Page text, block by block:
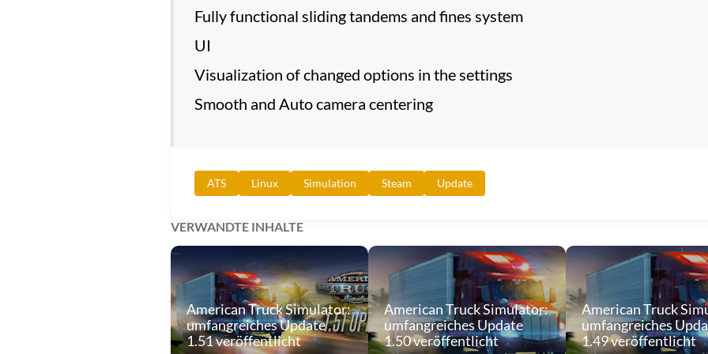
Fully functional sliding tandems and fines system
UI
Visualization of changed options in the settings
Smooth and Auto camera centering
ATS Linux Simulation Steam Update
VERWANDTE INHALTE
American Truck Simulator:
umfangreiches Update
1.51 veröffentlicht
American Truck Simulator:
umfangreiches Update
1.50 veröffentlicht
American Truck
umfangreiches
1.49 veröffentlicht